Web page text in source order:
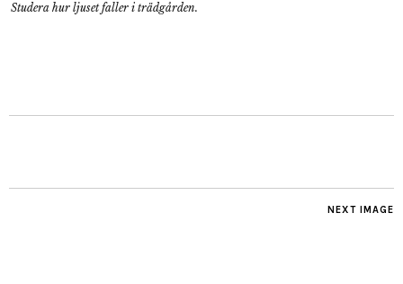
Studera hur ljuset faller i trädgården.
NEXT IMAGE